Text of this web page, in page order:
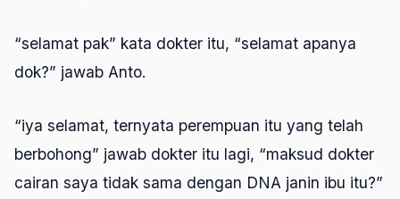
“selamat pak” kata dokter itu, “selamat apanya
dok?” jawab Anto.
“iya selamat, ternyata perempuan itu yang telah
berbohong” jawab dokter itu lagi, “maksud dokter
cairan saya tidak sama dengan DNA janin ibu itu?”